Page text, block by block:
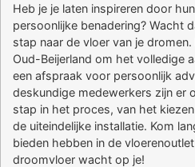
Heb je je laten inspireren door
persoonlijke benadering? Wacht
stap naar de vloer van je
Oud-Beijerland om het volledige
een afspraak voor persoonlijk
deskundige medewerkers zijn er
stap in het proces, van het
de uiteindelijke installatie. Kom
bieden hebben in de
droomvloer wacht op je!